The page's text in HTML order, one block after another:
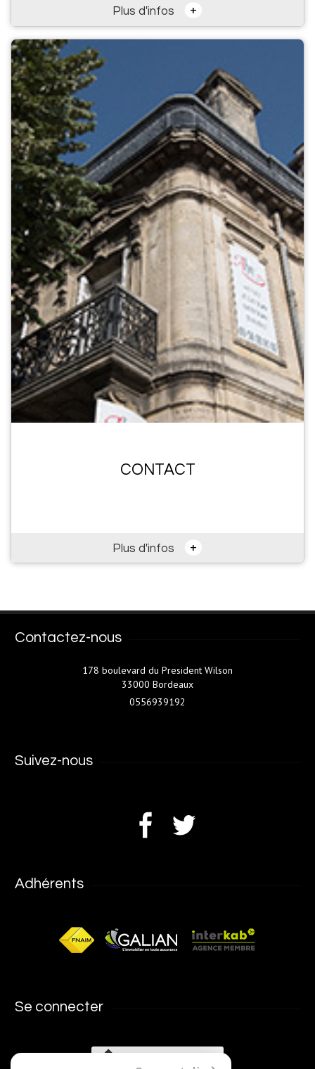
Plus d'infos +
CONTACT
Plus d'infos +
Contactez-nous
178 boulevard du President Wilson
33000 Bordeaux
0556939192
Suivez-nous
Adhérents
Se connecter